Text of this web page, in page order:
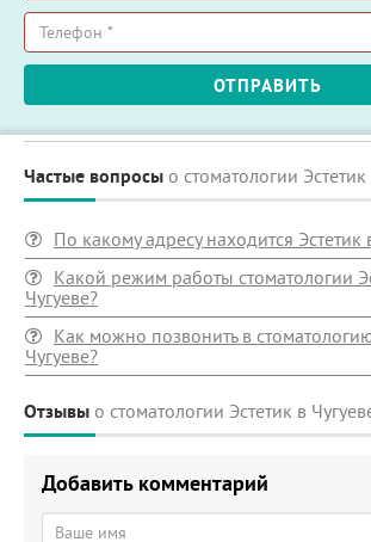
Ваше
имя
*
Телефон
ОТПРАВИТЬ
Частые вопросы о стоматологии
По какому адресу находится Эстетик
Какой режим работы стоматологии
Чугуеве?
Как можно позвонить в
Чугуеве?
Отзывы о стоматологии Эстетик в
Добавить комментарий